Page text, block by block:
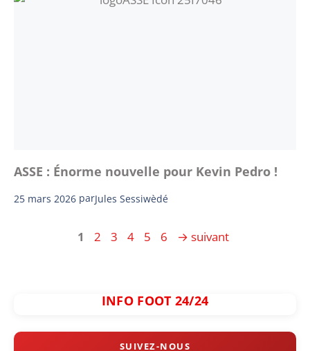
ASSE : Énorme nouvelle pour Kevin Pedro !
25 mars 2026 parJules Sessiwèdé
Page
1 Page
2 Page
3 Page
4 Page
5 Page
6 → suivant
INFO FOOT 24/24